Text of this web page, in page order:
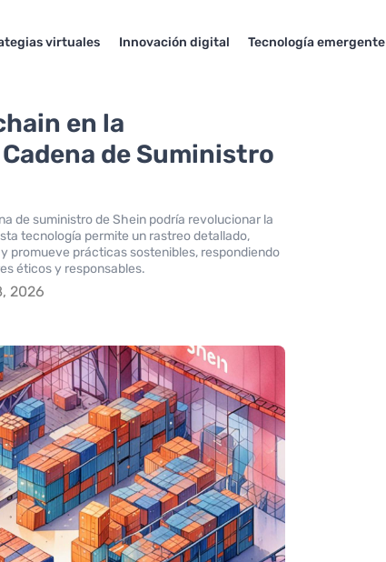
virtuales Innovación digital Tecnología emergente
en la
de Suministro
de suministro de Shein podría revolucionar la
tecnología permite un rastreo detallado,
promueve prácticas sostenibles, respondiendo
éticos y responsables.
2026